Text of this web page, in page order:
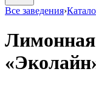
Все заведения›